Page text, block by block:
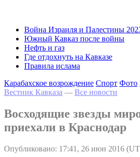
Война Израиля и Палестины
Южный Кавказ после войны
Нефть и газ
Где отдохнуть на Кавказе
Правила ислама
Карабахское возрождение Спорт Фото
Вестник Кавказа — Все новости
Восходящие звезды
приехали в Краснодар
Опубликовано: 17:41, 26 июн 2016